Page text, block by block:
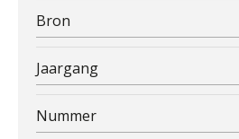
Bron
Jaargang
Nummer